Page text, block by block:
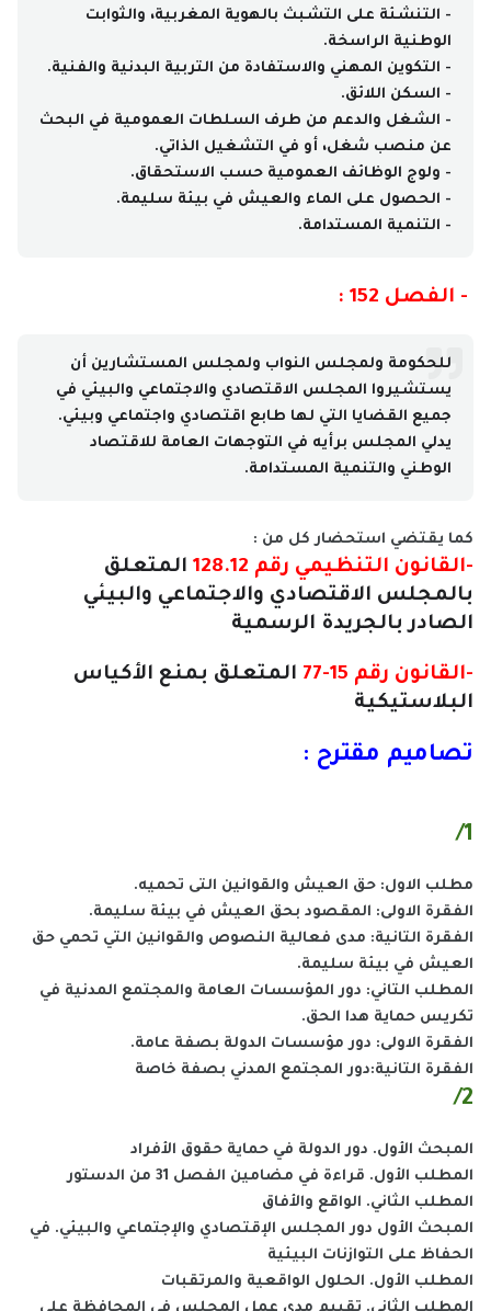
- التنشئة على التشبث بالهوية المغربية، والثوابت
الوطنية الراسخة.
- التكوين المهني والاستفادة من التربية البدنية والفنية.
- السكن اللائق.
- الشغل والدعم من طرف السلطات العمومية في البحث
عن منصب شغل، أو في التشغيل الذاتي.
- ولوج الوظائف العمومية حسب الاستحقاق.
- الحصول على الماء والعيش في بيئة سليمة.
- التنمية المستدامة.
- الفصل 152 :
للحكومة ولمجلس النواب ولمجلس المستشارين أن
يستشيروا المجلس الاقتصادي والاجتماعي والبيئي في
جميع القضايا التي لها طابع اقتصادي واجتماعي وبيئي.
يدلي المجلس برأيه في التوجهات العامة للاقتصاد
الوطني والتنمية المستدامة.
كما يقتضي استحضار كل من :
-القانون التنظيمي رقم 128.12
المتعلق
بالمجلس الاقتصادي والاجتماعي والبيئي
الصادر بالجريدة الرسمية
-القانون رقم 15-77
المتعلق بمنع الأكياس
البلاستيكية
تصاميم مقترح :
1/
مطلب الاول: حق العيش والقوانين التى تحميه.
الفقرة الاولى: المقصود بحق العيش في بيئة سليمة.
الفقرة التانية: مدى فعالية النصوص والقوانين التي تحمي حق
العيش في بيئة سليمة.
المطلب التاني: دور المؤسسات العامة والمجتمع المدنية في
تكريس حماية هدا الحق.
الفقرة الاولى: دور مؤسسات الدولة بصفة عامة.
الفقرة التانية:دور المجتمع المدني بصفة خاصة
2/
المبحث الأول. دور الدولة في حماية حقوق الأفراد
المطلب الأول. قراءة في مضامين الفصل 31 من الدستور
المطلب الثاني. الواقع والأفاق
المبحث الأول دور المجلس الإقتصادي والإجتماعي والبيئي. في
الحفاظ على التوازنات البيئية
المطلب الأول. الحلول الواقعية والمرتقبات